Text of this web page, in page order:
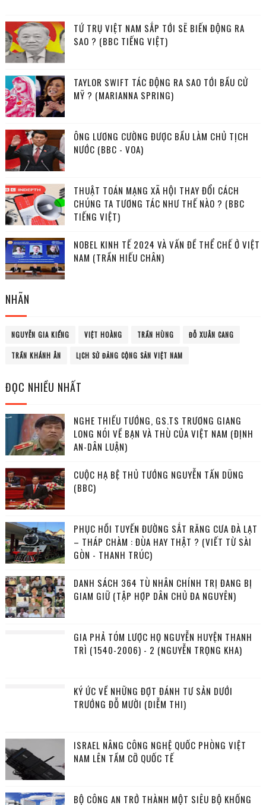
TỨ TRỤ VIỆT NAM SẮP TỚI SẼ BIẾN ĐỘNG RA
SAO ? (BBC TIẾNG VIỆT)
TAYLOR SWIFT TÁC ĐỘNG RA SAO TỚI BẦU CỬ
MỸ ? (MARIANNA SPRING)
ÔNG LƯƠNG CƯỜNG ĐƯỢC BẦU LÀM CHỦ TỊCH
NƯỚC (BBC - VOA)
THUẬT TOÁN MẠNG XÃ HỘI THAY ĐỔI CÁCH
CHÚNG TA TƯƠNG TÁC NHƯ THẾ NÀO ? (BBC
TIẾNG VIỆT)
NOBEL KINH TẾ 2024 VÀ VẤN ĐỀ THỂ CHẾ Ở VIỆT
NAM (TRẦN HIẾU CHÂN)
NHÃN
NGUYỄN GIA KIỂNG VIỆT HOÀNG TRẦN HÙNG ĐỖ XUÂN CANG
TRẦN KHÁNH ÂN LỊCH SỬ ĐẢNG CỘNG SẢN VIỆT NAM
ĐỌC NHIỀU NHẤT
NGHE THIẾU TƯỚNG, GS.TS TRƯƠNG GIANG
LONG NÓI VỀ BẠN VÀ THÙ CỦA VIỆT NAM (ĐỊNH
AN-DÂN LUẬN)
CUỘC HẠ BỆ THỦ TƯỚNG NGUYỄN TẤN DŨNG
(BBC)
PHỤC HỒI TUYẾN ĐƯỜNG SẮT RĂNG CƯA ĐÀ LẠT
– THÁP CHÀM : ĐÙA HAY THẬT ? (VIẾT TỪ SÀI
GÒN - THANH TRÚC)
DANH SÁCH 364 TÙ NHÂN CHÍNH TRỊ ĐANG BỊ
GIAM GIỮ (TẬP HỢP DÂN CHỦ ĐA NGUYÊN)
GIA PHẢ TÓM LƯỢC HỌ NGUYỄN HUYỆN THANH
TRÌ (1540-2006) - 2 (NGUYỄN TRỌNG KHA)
KÝ ỨC VỀ NHỮNG ĐỢT ĐÁNH TƯ SẢN DƯỚI
TRƯỚNG ĐỖ MƯỜI (DIỄM THI)
ISRAEL NÂNG CÔNG NGHỆ QUỐC PHÒNG VIỆT
NAM LÊN TẦM CỠ QUỐC TẾ
BỘ CÔNG AN TRỞ THÀNH MỘT SIÊU BỘ KHỐNG